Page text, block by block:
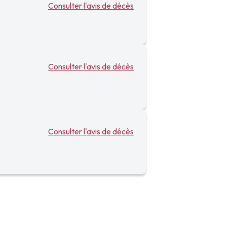
Consulter l'avis de décès
Consulter l'avis de décès
Consulter l'avis de décès